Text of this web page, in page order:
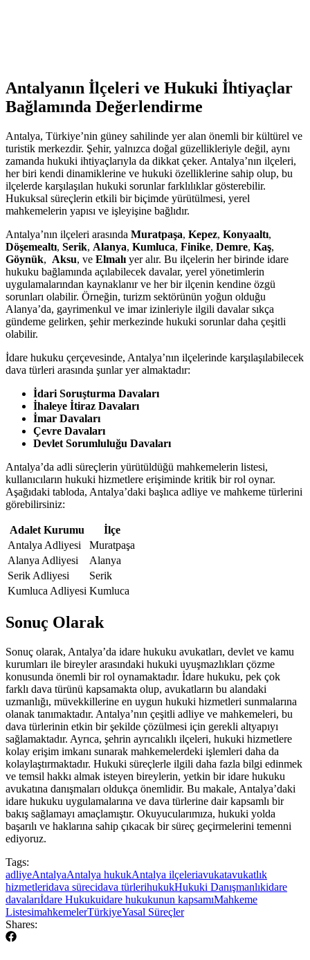
Antalyanın İlçeleri ve Hukuki İhtiyaçlar
Bağlamında Değerlendirme
Antalya,⁣ Türkiye’nin güney sahilinde yer alan önemli ⁣bir kültürel ve
turistik merkezdir. Şehir, ‍yalnızca doğal ⁤güzellikleriyle değil, aynı
zamanda hukuki ihtiyaçlarıyla da dikkat çeker. Antalya’nın ilçeleri,​
her biri ​kendi ​dinamiklerine ve hukuki⁢ özelliklerine‍ sahip olup, bu
ilçelerde karşılaşılan hukuki sorunlar farklılıklar gösterebilir.
Hukuksal ⁢süreçlerin etkili bir biçimde yürütülmesi, ‌yerel
mahkemelerin yapısı ve işleyişine bağlıdır.
Antalya’nın ilçeleri arasında Muratpaşa, Kepez,⁣ Konyaaltı,
Döşemealtı, Serik, Alanya, Kumluca, Finike, Demre, Kaş,
Göynük, ‌ Aksu, ve⁤ Elmalı yer alır. Bu ilçelerin her birinde idare
hukuku bağlamında açılabilecek davalar, yerel yönetimlerin
uygulamalarından kaynaklanır ⁣ve her bir ilçenin kendine özgü ​
sorunları olabilir. Örneğin, turizm sektörünün yoğun olduğu
Alanya’da, gayrimenkul ve imar izinleriyle ilgili davalar sıkça
gündeme gelirken, şehir ⁢merkezinde hukuki sorunlar daha çeşitli
‍olabilir.
İdare hukuku çerçevesinde, Antalya’nın ilçelerinde karşılaşılabilecek
dava türleri arasında şunlar ​yer almaktadır:
İdari ‍Soruşturma Davaları
İhaleye‍ İtiraz‍ Davaları
İmar Davaları
Çevre Davaları
Devlet⁢ Sorumluluğu Davaları
Antalya’da adli ⁤süreçlerin yürütüldüğü‍ mahkemelerin listesi,
⁣kullanıcıların hukuki hizmetlere erişiminde ⁣kritik bir⁢ rol oynar.
Aşağıdaki tabloda, Antalya’daki başlıca adliye ve mahkeme türlerini
görebilirsiniz:
Adalet Kurumu
İlçe
Antalya Adliyesi
Muratpaşa
Alanya Adliyesi
Alanya
Serik ‍Adliyesi
Serik
Kumluca Adliyesi Kumluca
Sonuç Olarak
Sonuç olarak, Antalya’da idare ​hukuku avukatları, devlet ve‍ kamu
kurumları ile bireyler arasındaki​ hukuki uyuşmazlıkları çözme
konusunda önemli bir ⁤rol oynamaktadır. İdare ‍hukuku, pek çok⁤
farklı‍ dava türünü​ kapsamakta olup, ​avukatların bu alandaki
uzmanlığı,‌ müvekkillerine‍ en uygun hukuki hizmetleri sunmalarına
olanak tanımaktadır. Antalya’nın çeşitli adliye ve mahkemeleri, bu
dava‌ türlerinin etkin bir şekilde çözülmesi‌ için gerekli altyapıyı
sağlamaktadır. Ayrıca, şehrin ayrıcalıklı ilçeleri, hukuki hizmetlere
kolay erişim imkanı sunarak mahkemelerdeki ​işlemleri daha⁤ da‍
kolaylaştırmaktadır. Hukuki süreçlerle ilgili daha fazla bilgi edinmek
ve temsil ​hakkı almak isteyen⁢ bireylerin, yetkin bir idare hukuku
avukatına danışmaları oldukça önemlidir. Bu ​makale, Antalya’daki⁣
idare hukuku uygulamalarına⁤ ve ⁤dava türlerine ⁤dair kapsamlı bir ​
bakış sağlamayı amaçlamıştır. Okuyucularımıza, ​hukuki yolda
başarılı⁣ ve haklarına sahip‌ çıkacak bir süreç geçirmelerini temenni
ediyoruz.
Tags:
adliyeAntalyaAntalya hukukAntalya ilçeleriavukatavukatlık
hizmetleridava sürecidava türlerihukukHukuki Danışmanlıkidare
davalarıİdare Hukukuidare hukukunun kapsamıMahkeme
ListesimahkemelerTürkiyeYasal Süreçler
Shares: